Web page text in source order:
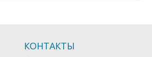
КОНТАКТЫ